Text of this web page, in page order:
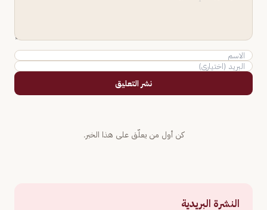
نشر التعليق
كن أول من يعلّق على هذا الخبر.
النشرة البريدية